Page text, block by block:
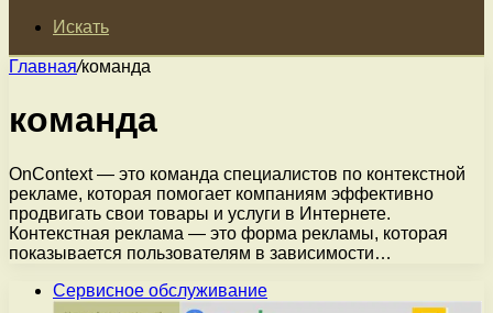
Искать
Главная/команда
команда
OnContext — это команда специалистов по контекстной
рекламе, которая помогает компаниям эффективно
продвигать свои товары и услуги в Интернете.
Контекстная реклама — это форма рекламы, которая
показывается пользователям в зависимости…
Сервисное обслуживание